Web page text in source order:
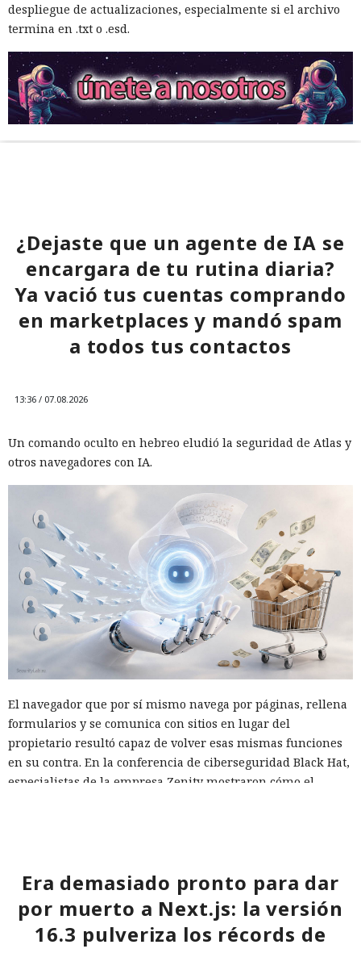
despliegue de actualizaciones, especialmente si el archivo
termina en .txt o .esd.
¿Dejaste que un agente de IA se
encargara de tu rutina diaria?
Ya vació tus cuentas comprando
en marketplaces y mandó spam
a todos tus contactos
13:36 / 07.08.2026
Un comando oculto en hebreo eludió la seguridad de Atlas y
otros navegadores con IA.
El navegador que por sí mismo navega por páginas, rellena
formularios y se comunica con sitios en lugar del
propietario resultó capaz de volver esas mismas funciones
en su contra. En la conferencia de ciberseguridad Black Hat,
especialistas de la empresa Zenity mostraron cómo el
suscripción a un boletín publicada en la red social X. Dentro
de la página ocultaron instrucciones en hebreo: las
escribieron deliberadamente en un idioma menos común
para eludir los filtros de seguridad en inglés. Atlas, al
Era demasiado pronto para dar
por muerto a Next.js: la versión
16.3 pulveriza los récords de